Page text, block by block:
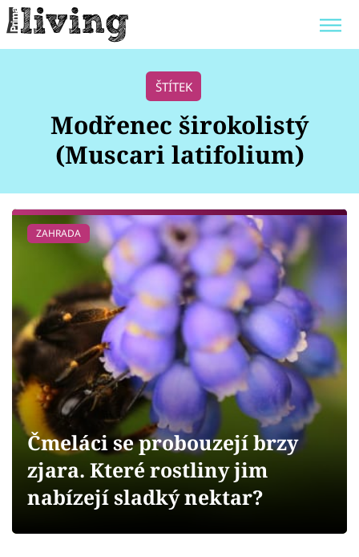
POKOJOVÉ KVĚTINY
ZAHRADA
Bydlení
Zahrada
Design
Sledujte prima+
Přihlášení
Sledujte nás
ŠTÍTEK
Modřenec širokolistý
(Muscari latifolium)
ZAHRADA
Čmeláci se probouzejí brzy
zjara. Které rostliny jim
nabízejí sladký nektar?